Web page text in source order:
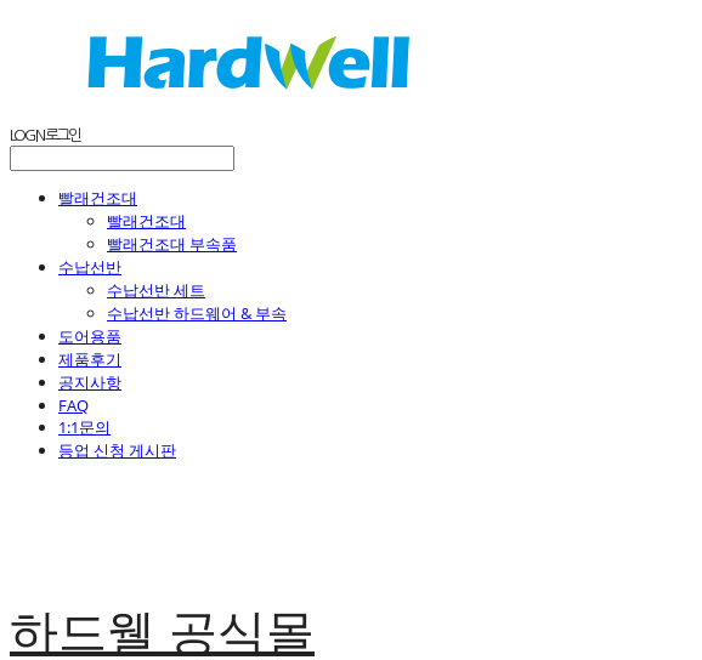
LOG IN로그인
빨래건조대
빨래건조대
빨래건조대 부속품
수납선반
수납선반 세트
수납선반 하드웨어 & 부속
도어용품
제품후기
공지사항
FAQ
1:1문의
등업 신청 게시판
하드웰 공식몰